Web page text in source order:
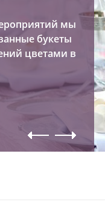
мы
букеты
цветами в